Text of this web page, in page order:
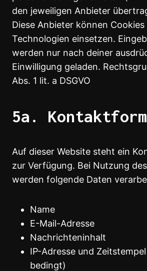
den jeweiligen Anbieter
Diese Anbieter können
Technologien einsetzen.
werden nur nach deiner
Einwilligung geladen.
Abs. 1 lit. a DSGVO
5a.
Auf dieser Website steht ein
zur Verfügung. Bei Nutzung
werden folgende Daten
Name
E-Mail-Adresse
Nachrichteninhalt
IP-Adresse und
bedingt)